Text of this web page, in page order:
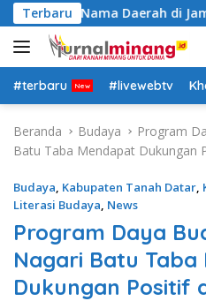
a
g
u
TerbaruNama Daerah di
#terbaru #livewebtv
Beranda Budaya
Program
Batu Taba Mendapat Dukungan
Budaya, Kabupaten Tanah Datar,
Literasi Budaya, News
Program Daya
Nagari Batu Taba
Dukungan Positif